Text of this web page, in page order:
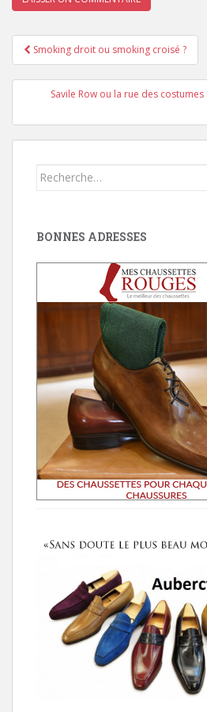
Pagination
d'article
Smoking droit ou smoking croisé ?
Savile Row ou la rue des
Search
BONNES ADRESSES